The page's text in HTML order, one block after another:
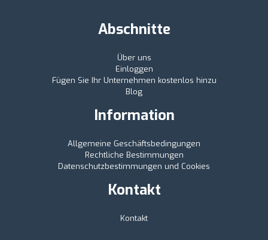
Abschnitte
Über uns
Einloggen
Fügen Sie Ihr Unternehmen kostenlos hinzu
Blog
Information
Allgemeine Geschäftsbedingungen
Rechtliche Bestimmungen
Datenschutzbestimmungen und Cookies
Kontakt
Kontakt